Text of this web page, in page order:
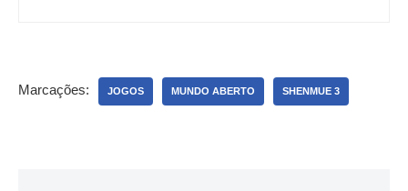
Marcações: JOGOS MUNDO ABERTO SHENMUE 3